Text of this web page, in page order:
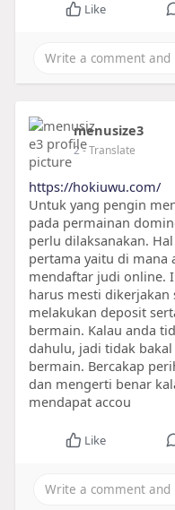
Like
menusize3
2- Translate
https://hokiuwu.com/
Untuk yang pengin
pada permainan
perlu dilaksanakan.
pertama yaitu di mana
mendaftar judi online.
harus mesti dikerjakan
melakukan deposit
bermain. Kalau anda
dahulu, jadi tidak
bermain. Bercakap
dan mengerti benar
mendapat accou
Like